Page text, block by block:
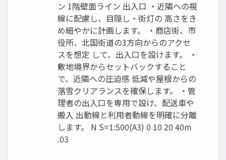
ン 1階壁面ライン 出入口 ・近隣への視
線に配慮し、目隠し・街灯の 高さをき
め細やかに計画します。 ・商店街、市
役所、北国街道の3方向からのアクセ
スを想定 して、出入口を設けます。 ・
敷地境界からセットバックすること
で、近隣への圧迫感 低減や屋根からの
落雪クリアランスを確保します。 ・管
理者の出入口を専用で設け、配送車や
搬入 出動線と利用者動線を明確に分離
します。 N S=1:500(A3) 0 10 20 40m
.03